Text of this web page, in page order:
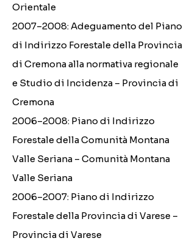
Orientale
2007–2008: Adeguamento del Piano
di Indirizzo Forestale della Provincia
di Cremona alla normativa regionale
e Studio di Incidenza – Provincia di
Cremona
2006–2008: Piano di Indirizzo
Forestale della Comunità Montana
Valle Seriana – Comunità Montana
Valle Seriana
2006–2007: Piano di Indirizzo
Forestale della Provincia di Varese –
Provincia di Varese